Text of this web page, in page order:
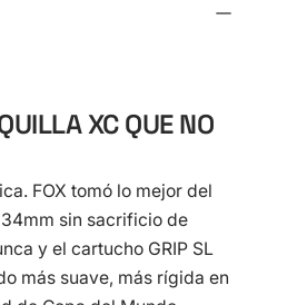
XC QUE NO
FOX tomó lo mejor del
sin sacrificio de
y el cartucho GRIP SL
más suave, más rígida en